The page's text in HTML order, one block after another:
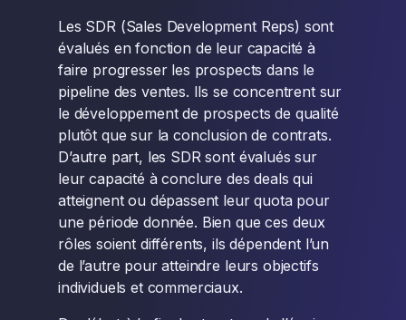
Les SDR (Sales Development Reps) sont
évalués en fonction de leur capacité à
faire progresser les prospects dans le
pipeline des ventes. Ils se concentrent sur
le développement de prospects de qualité
plutôt que sur la conclusion de contrats.
D’autre part, les SDR sont évalués sur
leur capacité à conclure des deals qui
atteignent ou dépassent leur quota pour
une période donnée. Bien que ces deux
rôles soient différents, ils dépendent l’un
de l’autre pour atteindre leurs objectifs
individuels et commerciaux.